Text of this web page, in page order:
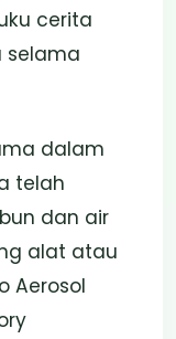
cerita
selama
dalam
telah
dan air
alat atau
Aerosol